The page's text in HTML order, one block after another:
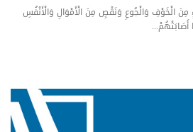
مِنَ الْخَوْفِ وَالْجُوعِ وَنَقْصٍ مِنَ الْأَمْوَالِ وَالْأَنْفُسِ
أَصَابَتْهُمْ...